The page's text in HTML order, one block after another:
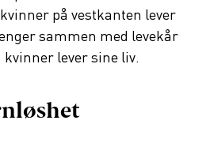
på vestkanten lever
sammen med levekår
lever sine liv.